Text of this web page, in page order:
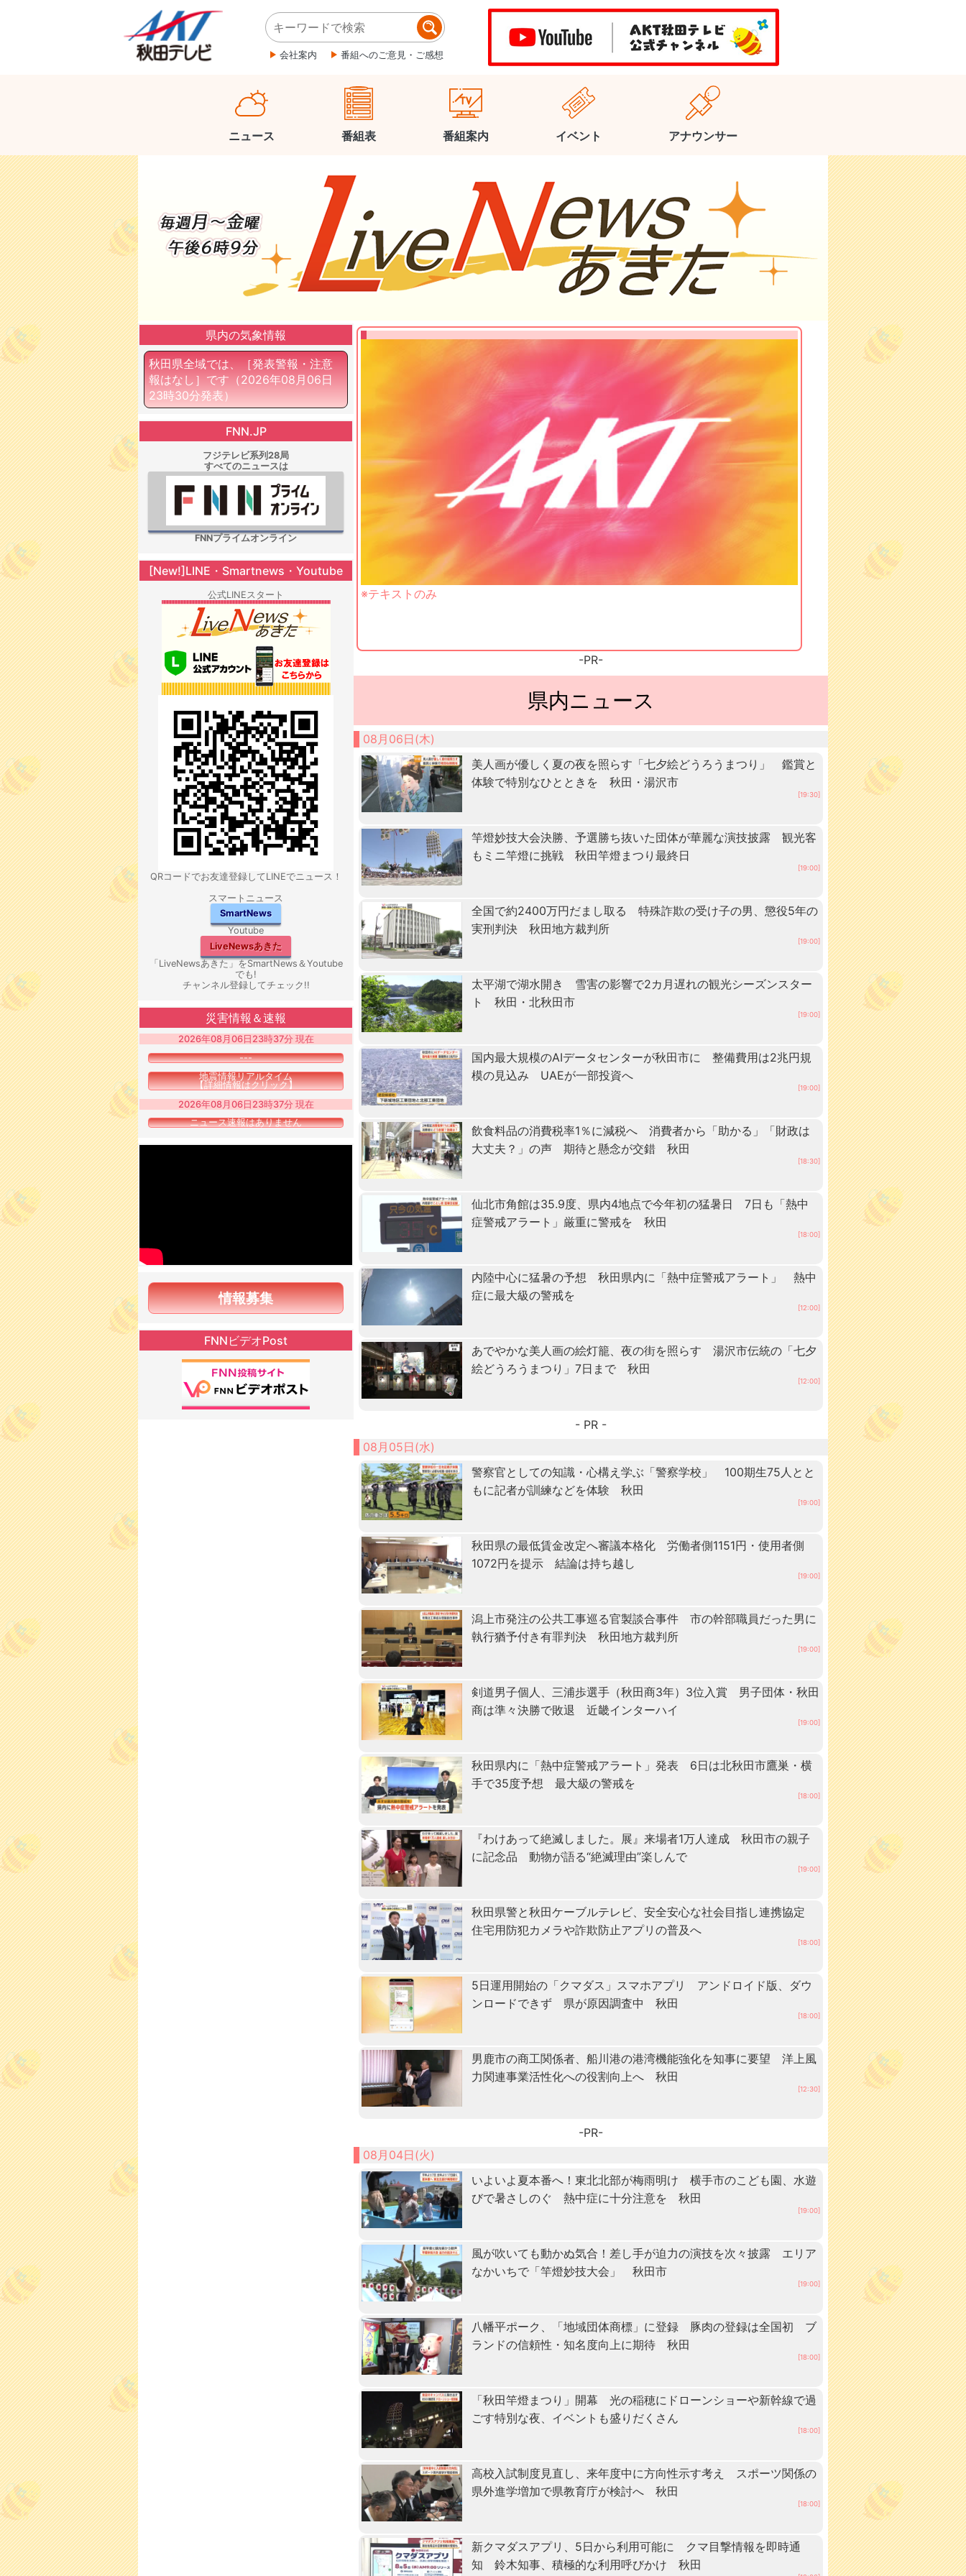
会社案内 番組へのご意見・ご感想
ニュース 番組表 番組案内 イベント アナウンサー
※テキストのみ
-PR-
県内ニュース
08月06日(木)
美人画が優しく夏の夜を照らす「七夕絵どうろうまつり」 鑑賞と
体験で特別なひとときを 秋田・湯沢市
[19:30]
竿燈妙技大会決勝、予選勝ち抜いた団体が華麗な演技披露 観光客
もミニ竿燈に挑戦 秋田竿燈まつり最終日
[19:00]
全国で約2400万円だまし取る 特殊詐欺の受け子の男、懲役5年の
実刑判決 秋田地方裁判所
[19:00]
太平湖で湖水開き 雪害の影響で2カ月遅れの観光シーズンスター
ト 秋田・北秋田市
[19:00]
国内最大規模のAIデータセンターが秋田市に 整備費用は2兆円規
模の見込み UAEが一部投資へ
[19:00]
飲食料品の消費税率1％に減税へ 消費者から「助かる」「財政は
大丈夫？」の声 期待と懸念が交錯 秋田
[18:30]
仙北市角館は35.9度、県内4地点で今年初の猛暑日 7日も「熱中
症警戒アラート」厳重に警戒を 秋田
[18:00]
内陸中心に猛暑の予想 秋田県内に「熱中症警戒アラート」 熱中
症に最大級の警戒を
[12:00]
あでやかな美人画の絵灯籠、夜の街を照らす 湯沢市伝統の「七夕
絵どうろうまつり」7日まで 秋田
[12:00]
- PR -
08月05日(水)
警察官としての知識・心構え学ぶ「警察学校」 100期生75人とと
もに記者が訓練などを体験 秋田
[19:00]
秋田県の最低賃金改定へ審議本格化 労働者側1151円・使用者側
1072円を提示 結論は持ち越し
[19:00]
潟上市発注の公共工事巡る官製談合事件 市の幹部職員だった男に
執行猶予付き有罪判決 秋田地方裁判所
[19:00]
剣道男子個人、三浦歩選手（秋田商3年）3位入賞 男子団体・秋田
商は準々決勝で敗退 近畿インターハイ
[19:00]
秋田県内に「熱中症警戒アラート」発表 6日は北秋田市鷹巣・横
手で35度予想 最大級の警戒を
[18:00]
『わけあって絶滅しました。展』来場者1万人達成 秋田市の親子
に記念品 動物が語る“絶滅理由”楽しんで
[19:00]
秋田県警と秋田ケーブルテレビ、安全安心な社会目指し連携協定
住宅用防犯カメラや詐欺防止アプリの普及へ
[18:00]
5日運用開始の「クマダス」スマホアプリ アンドロイド版、ダウ
ンロードできず 県が原因調査中 秋田
[18:00]
男鹿市の商工関係者、船川港の港湾機能強化を知事に要望 洋上風
力関連事業活性化への役割向上へ 秋田
[12:30]
-PR-
08月04日(火)
いよいよ夏本番へ！東北北部が梅雨明け 横手市のこども園、水遊
びで暑さしのぐ 熱中症に十分注意を 秋田
[19:00]
風が吹いても動かぬ気合！差し手が迫力の演技を次々披露 エリア
なかいちで「竿燈妙技大会」 秋田市
[19:00]
八幡平ポーク、「地域団体商標」に登録 豚肉の登録は全国初 ブ
ランドの信頼性・知名度向上に期待 秋田
[18:00]
「秋田竿燈まつり」開幕 光の稲穂にドローンショーや新幹線で過
ごす特別な夜、イベントも盛りだくさん
[18:00]
高校入試制度見直し、来年度中に方向性示す考え スポーツ関係の
県外進学増加で県教育庁が検討へ 秋田
[18:00]
新クマダスアプリ、5日から利用可能に クマ目撃情報を即時通
知 鈴木知事、積極的な利用呼びかけ 秋田
県内の気象情報
秋田県全域では、［発表警報・注意
報はなし］です （2026年08月06日
23時30分発表）
FNN.JP
フジテレビ系列28局
すべてのニュースは
FNNプライムオンライン
[New!]LINE・Smartnews・Youtube
公式LINEスタート
QRコードでお友達登録してLINEでニュース！
スマートニュース
SmartNews
Youtube
LiveNewsあきた
「LiveNewsあきた」をSmartNews＆Youtube
でも!
チャンネル登録してチェック!!
災害情報＆速報
2026年08月06日23時37分 現在
---
地震情報リアルタイム
【詳細情報はクリック】
2026年08月06日23時37分 現在
ニュース速報はありません
情報募集
FNNビデオPost